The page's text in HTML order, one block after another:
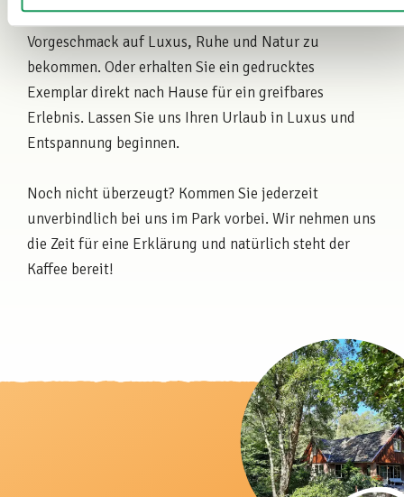
wunderschöne Broschüre online an, um einen
Vorgeschmack auf Luxus, Ruhe und Natur zu
bekommen. Oder erhalten Sie ein gedrucktes
Exemplar direkt nach Hause für ein greifbares
Erlebnis. Lassen Sie uns Ihren Urlaub in Luxus und
Entspannung beginnen.
Noch nicht überzeugt? Kommen Sie jederzeit
unverbindlich bei uns im Park vorbei. Wir nehmen uns
die Zeit für eine Erklärung und natürlich steht der
Kaffee bereit!